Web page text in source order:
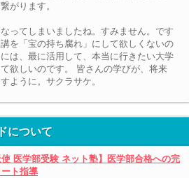
がります。
ってしまいましたね。すみません。です
を「宝の持ち腐れ」にして欲しくないの
は、最に活用して、本当に行きたい大学
欲しいのです。 皆さんの学びが、将来
ように。サクラサケ。
について
使 医学部受験 ネット塾】医学部合格への完
ト指導